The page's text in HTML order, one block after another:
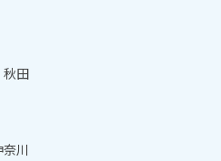
秋田
奈川